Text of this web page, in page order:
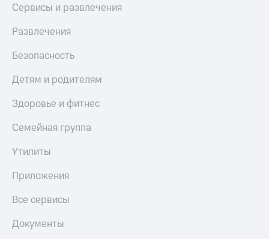
Сервисы и развлечения
Развлечения
Безопасность
Детям и родителям
Здоровье и фитнес
Семейная группа
Утилиты
Приложения
Все сервисы
Документы